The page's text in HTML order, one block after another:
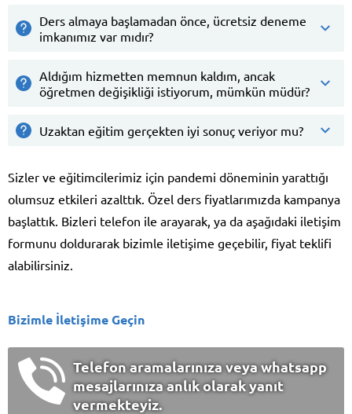
Ders almaya başlamadan önce, ücretsiz deneme
imkanımız var mıdır?
Aldığım hizmetten memnun kaldım, ancak
öğretmen değişikliği istiyorum, mümkün müdür?
Uzaktan eğitim gerçekten iyi sonuç veriyor mu?
Sizler ve eğitimcilerimiz için pandemi döneminin yarattığı
olumsuz etkileri azalttık. Özel ders fiyatlarımızda kampanya
başlattık. Bizleri telefon ile arayarak, ya da aşağıdaki iletişim
formunu doldurarak bizimle iletişime geçebilir, fiyat teklifi
alabilirsiniz.
Bizimle İletişime Geçin
Telefon aramalarınıza veya whatsapp
mesajlarınıza anlık olarak yanıt
vermekteyiz.